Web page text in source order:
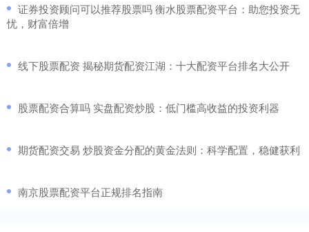
​证券投资顾问可以推荐股票吗 衡水股票配资平台：助您投资无
忧，财富倍增
​线下股票配资 揭秘期货配资江湖：十大配资平台排名大公开
​股票配资合算吗 实盘配资炒股：低门槛高收益的投资利器
​期货配资交易 炒股资金分配的黄金法则：科学配置，稳健获利
​南京股票配资平台正规排名指南